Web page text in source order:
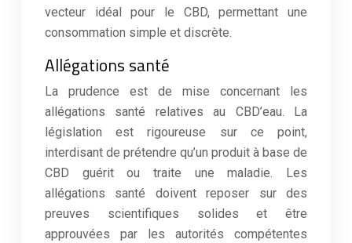
vecteur idéal pour le CBD, permettant une
consommation simple et discrète.
Allégations santé
La prudence est de mise concernant les
allégations santé relatives au CBD’eau. La
législation est rigoureuse sur ce point,
interdisant de prétendre qu’un produit à base de
CBD guérit ou traite une maladie. Les
allégations santé doivent reposer sur des
preuves scientifiques solides et être
approuvées par les autorités compétentes